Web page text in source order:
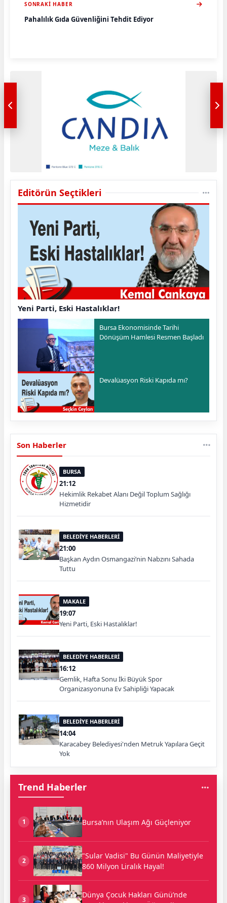
SONRAKI HABER
Pahalılık Gıda Güvenliğini Tehdit Ediyor
Editörün Seçtikleri
Yeni Parti, Eski Hastalıklar!
Bursa Ekonomisinde Tarihi
Dönüşüm Hamlesi Resmen Başladı
Devalüasyon Riski Kapıda mı?
Son Haberler
BURSA
21:12
Hekimlik Rekabet Alanı Değil Toplum Sağlığı
Hizmetidir
BELEDİYE HABERLERİ
21:00
Başkan Aydın Osmangazi’nin Nabzını Sahada
Tuttu
MAKALE
19:07
Yeni Parti, Eski Hastalıklar!
BELEDİYE HABERLERİ
16:12
Gemlik, Hafta Sonu İki Büyük Spor
Organizasyonuna Ev Sahipliği Yapacak
BELEDİYE HABERLERİ
14:04
Karacabey Belediyesi'nden Metruk Yapılara Geçit
Yok
Trend Haberler
1 Bursa’nın Ulaşım Ağı Güçleniyor
2
"Sular Vadisi" Bu Günün Maliyetiyle
860 Milyon Liralık Hayal!
3
Dünya Çocuk Hakları Günü’nde